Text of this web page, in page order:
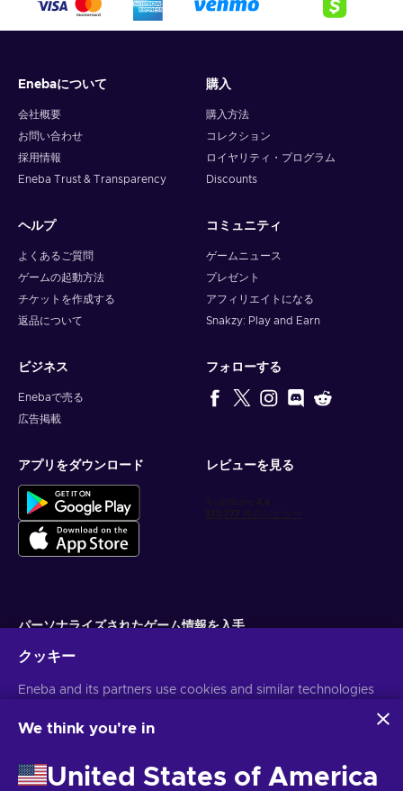
Enebaについて
会社概要
お問い合わせ
採用情報
Eneba Trust & Transparency
購入
購入方法
コレクション
ロイヤリティ・プログラム
Discounts
ヘルプ
よくあるご質問
ゲームの起動方法
チケットを作成する
返品について
コミュニティ
ゲームニュース
プレゼント
アフィリエイトになる
Snakzy: Play and Earn
ビジネス
Enebaで売る
広告掲載
フォローする
アプリをダウンロード レビューを見る
パーソナライズされたゲーム情報を入手
配信停止はいつでも可能です。詳しくは個人情報保護方針をご覧くださ
クッキー
Eneba and its partners use cookies and similar technologies
website. We use this information to enhance content,
may also be used for ads personalization.
By clicking 'Accept all', you consent to the use of these
We think you're in
United States of America